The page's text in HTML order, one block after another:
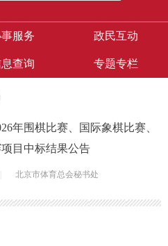
服务 政民互动
查询 专题专栏
年围棋比赛、国际象棋比赛、
目中标结果公告
北京市体育总会秘书处